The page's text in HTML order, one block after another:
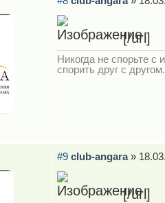
[/url]
Никогда не спорьте с
спорить друг с другом.
#9 club-angara»
[/url]